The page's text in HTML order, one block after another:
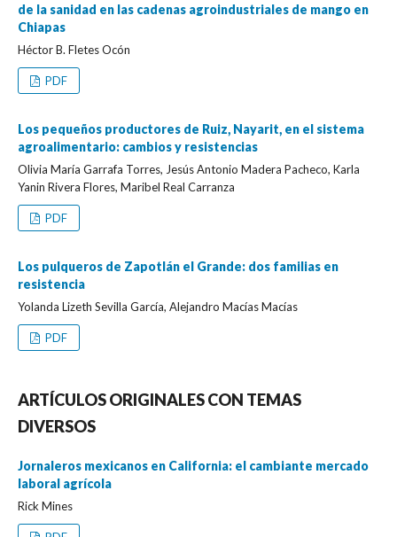
de la sanidad en las cadenas agroindustriales de mango en
Chiapas
Héctor B. Fletes Ocón
PDF
Los pequeños productores de Ruiz, Nayarit, en el sistema
agroalimentario: cambios y resistencias
Olivia María Garrafa Torres, Jesús Antonio Madera Pacheco, Karla
Yanin Rivera Flores, Maribel Real Carranza
PDF
Los pulqueros de Zapotlán el Grande: dos familias en
resistencia
Yolanda Lizeth Sevilla García, Alejandro Macías Macías
PDF
ARTÍCULOS ORIGINALES CON TEMAS
DIVERSOS
Jornaleros mexicanos en California: el cambiante mercado
laboral agrícola
Rick Mines